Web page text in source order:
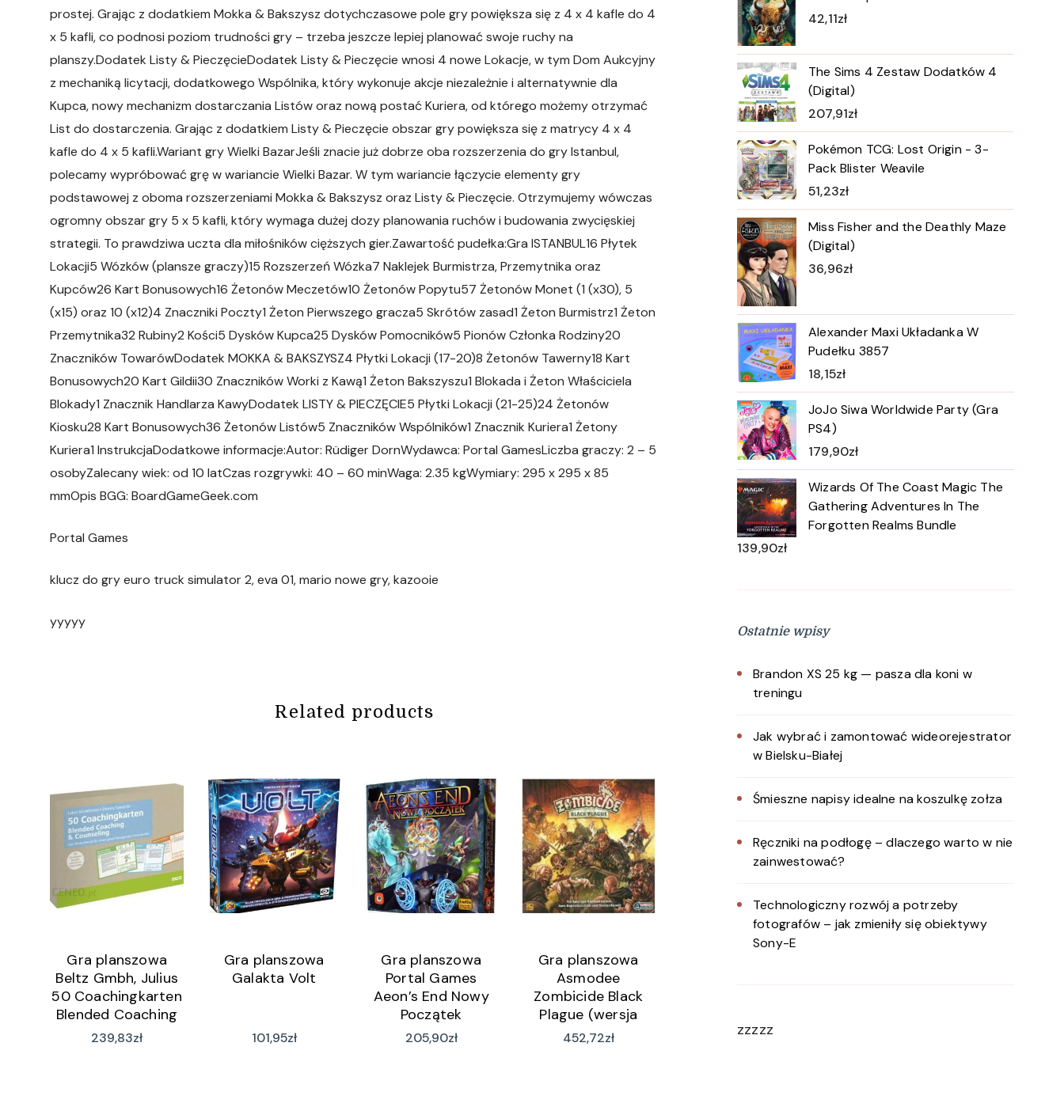
prostej. Grając z dodatkiem Mokka & Bakszysz dotychczasowe pole gry powiększa się z 4 x 4 kafle do 4
x 5 kafli, co podnosi poziom trudności gry – trzeba jeszcze lepiej planować swoje ruchy na
planszy.Dodatek Listy & PieczęcieDodatek Listy & Pieczęcie wnosi 4 nowe Lokacje, w tym Dom Aukcyjny
z mechaniką licytacji, dodatkowego Wspólnika, który wykonuje akcje niezależnie i alternatywnie dla
Kupca, nowy mechanizm dostarczania Listów oraz nową postać Kuriera, od którego możemy otrzymać
List do dostarczenia. Grając z dodatkiem Listy & Pieczęcie obszar gry powiększa się z matrycy 4 x 4
kafle do 4 x 5 kafli.Wariant gry Wielki BazarJeśli znacie już dobrze oba rozszerzenia do gry Istanbul,
polecamy wypróbować grę w wariancie Wielki Bazar. W tym wariancie łączycie elementy gry
podstawowej z oboma rozszerzeniami Mokka & Bakszysz oraz Listy & Pieczęcie. Otrzymujemy wówczas
ogromny obszar gry 5 x 5 kafli, który wymaga dużej dozy planowania ruchów i budowania zwycięskiej
strategii. To prawdziwa uczta dla miłośników cięższych gier.Zawartość pudełka:Gra ISTANBUL16 Płytek
Lokacji5 Wózków (plansze graczy)15 Rozszerzeń Wózka7 Naklejek Burmistrza, Przemytnika oraz
Kupców26 Kart Bonusowych16 Żetonów Meczetów10 Żetonów Popytu57 Żetonów Monet (1 (x30), 5
(x15) oraz 10 (x12)4 Znaczniki Poczty1 Żeton Pierwszego gracza5 Skrótów zasad1 Żeton Burmistrz1 Żeton
Przemytnika32 Rubiny2 Kości5 Dysków Kupca25 Dysków Pomocników5 Pionów Członka Rodziny20
Znaczników TowarówDodatek MOKKA & BAKSZYSZ4 Płytki Lokacji (17-20)8 Żetonów Tawerny18 Kart
Bonusowych20 Kart Gildii30 Znaczników Worki z Kawą1 Żeton Bakszyszu1 Blokada i Żeton Właściciela
Blokady1 Znacznik Handlarza KawyDodatek LISTY & PIECZĘCIE5 Płytki Lokacji (21-25)24 Żetonów
Kiosku28 Kart Bonusowych36 Żetonów Listów5 Znaczników Wspólników1 Znacznik Kuriera1 Żetony
Kuriera1 InstrukcjaDodatkowe informacje:Autor: Rüdiger DornWydawca: Portal GamesLiczba graczy: 2 – 5
osobyZalecany wiek: od 10 latCzas rozgrywki: 40 – 60 minWaga: 2.35 kgWymiary: 295 x 295 x 85
mmOpis BGG: BoardGameGeek.com
Portal Games
klucz do gry euro truck simulator 2, eva 01, mario nowe gry, kazooie
yyyyy
Related products
Gra planszowa
Beltz Gmbh, Julius
50 Coachingkarten
Blended Coaching
& Counseling
239,83zł
Gra planszowa
Galakta Volt
101,95zł
Gra planszowa
Portal Games
Aeon’s End Nowy
Początek
205,90zł
Gra planszowa
Asmodee
Zombicide Black
Plague (wersja
niemiecka)
452,72zł
42,11zł
The Sims 4 Zestaw Dodatków 4
(Digital)
207,91zł
Pokémon TCG: Lost Origin - 3-
Pack Blister Weavile
51,23zł
Miss Fisher and the Deathly Maze
(Digital)
36,96zł
Alexander Maxi Układanka W
Pudełku 3857
18,15zł
JoJo Siwa Worldwide Party (Gra
PS4)
179,90zł
Wizards Of The Coast Magic The
Gathering Adventures In The
Forgotten Realms Bundle
139,90zł
Ostatnie wpisy
Brandon XS 25 kg — pasza dla koni w
treningu
Jak wybrać i zamontować wideorejestrator
w Bielsku-Białej
Śmieszne napisy idealne na koszulkę zołza
Ręczniki na podłogę – dlaczego warto w nie
zainwestować?
Technologiczny rozwój a potrzeby
fotografów – jak zmieniły się obiektywy
Sony-E
zzzzz